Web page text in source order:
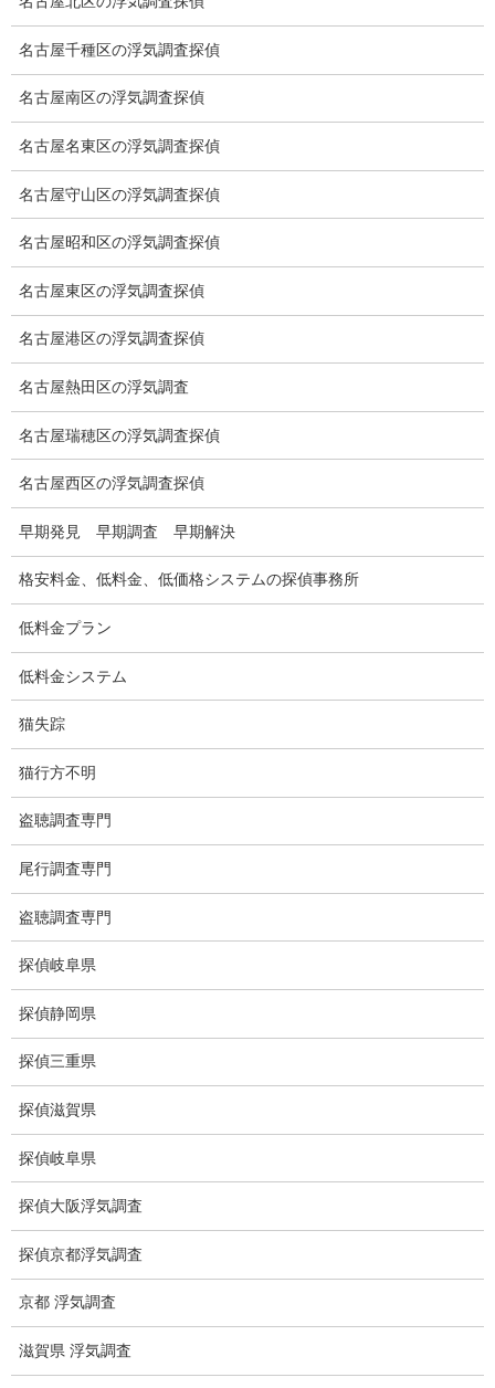
車両調査
浮気調査地域
浮気調査関連調査
ドメスティックバイオレンスDV調査
いじめ・子供の虐待
別れさせ屋
盗聴調査
盗聴調査料金
盗聴器の種類
ご依頼の注意点
世界の盗聴事情
弊社が選ばれる理由
電磁波とは
ストーカー調査
待ち伏せ
集団ストーカー
GPS発見調査
盗難車両調査
猫犬の捜索
所在調査
身元調査
人探し
失踪・家出調査
所在確認調査
名古屋千種区の浮気調査探偵
名古屋南区の浮気調査探偵
名古屋名東区の浮気調査探偵
名古屋守山区の浮気調査探偵
名古屋昭和区の浮気調査探偵
名古屋東区の浮気調査探偵
名古屋港区の浮気調査探偵
名古屋熱田区の浮気調査
名古屋瑞穂区の浮気調査探偵
名古屋西区の浮気調査探偵
早期発見 早期調査 早期解決
格安料金、低料金、低価格システムの探偵事務所
低料金プラン
低料金システム
猫失踪
猫行方不明
盗聴調査専門
尾行調査専門
盗聴調査専門
探偵岐阜県
探偵静岡県
探偵三重県
探偵滋賀県
探偵岐阜県
探偵大阪浮気調査
探偵京都浮気調査
京都 浮気調査
滋賀県 浮気調査